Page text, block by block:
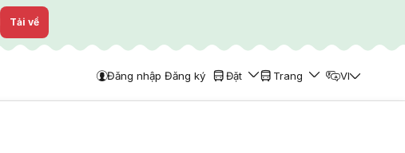
Tải về
Đăng nhập Đăng ký Đặt Trang VI